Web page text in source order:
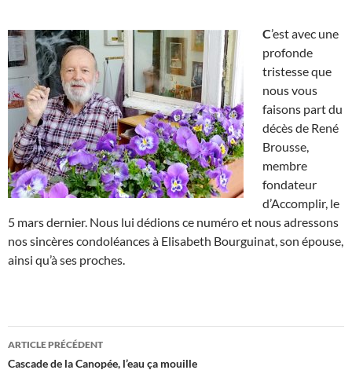
C’est avec une
profonde
tristesse que
nous vous
faisons part du
décès de René
Brousse,
membre
fondateur
d’Accomplir, le
5 mars dernier. Nous lui dédions ce numéro et nous adressons
nos sincères condoléances à Elisabeth Bourguinat, son épouse,
ainsi qu’à ses proches.
Navigation
ARTICLE PRÉCÉDENT
Cascade de la Canopée, l’eau ça mouille